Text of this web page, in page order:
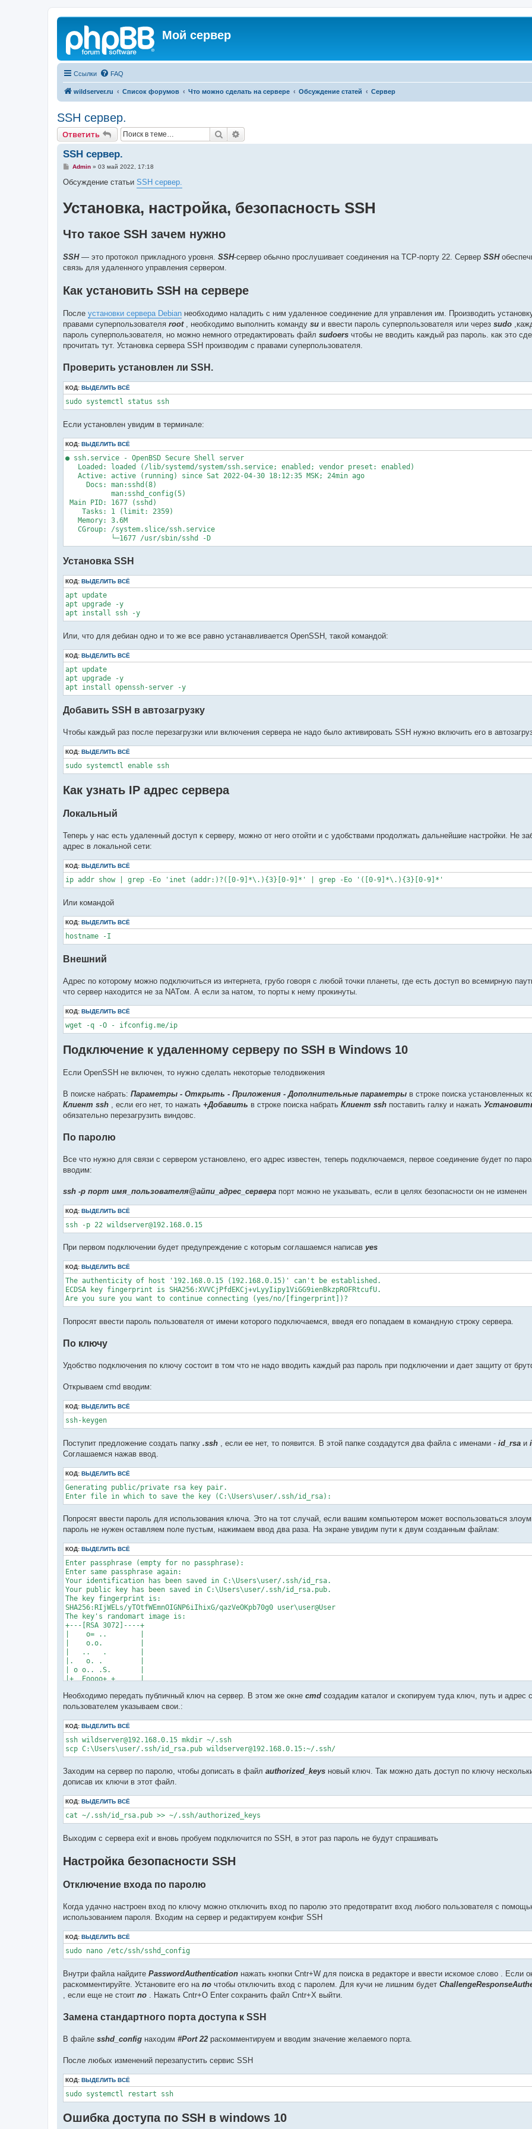
Мой сервер
Ссылки FAQ
wildserver.ru Список форумов Что можно сделать на сервере Обсуждение статей Сервер
SSH сервер.
Ответить Поиск
SSH сервер.
С
о
е
н
Admin» 03 май 2022, 17:18
Обсуждение статьи SSH сервер.
Установка, настройка, безопасность SSH
Что такое SSH зачем нужно
SSH— это протокол прикладного уровня. SSH-сервер обычно прослушивает соединения на TCP-порту 22. Сервер SSH
связь для удаленного управления сервером.
Как установить SSH на сервере
После установки сервера Debian необходимо наладить с ним удаленное соединение для управления им. Производить
правами суперпользователя root, необходимо выполнить команду su и ввести пароль суперпользователя или через sudo
пароль суперпользователя, но можно немного отредактировать файл sudoers чтобы не вводить каждый раз пароль. как это
прочитать тут. Установка сервера SSH производим с правами суперпользователя.
Проверить установлен ли SSH.
КОД: ВЫДЕЛИТЬ ВСЁ
sudo systemctl status ssh
Если установлен увидим в терминале:
КОД: ВЫДЕЛИТЬ ВСЁ
● ssh.service - OpenBSD Secure Shell server
   Loaded: loaded (/lib/systemd/system/ssh.service; enabled; vendor preset: enabled)
   Active: active (running) since Sat 2022-04-30 18:12:35 MSK; 24min ago
     Docs: man:sshd(8)
           man:sshd_config(5)
Main PID: 1677 (sshd)
    Tasks: 1 (limit: 2359)
   Memory: 3.6M
   CGroup: /system.slice/ssh.service
           └─1677 /usr/sbin/sshd -D
Установка SSH
КОД: ВЫДЕЛИТЬ ВСЁ
apt update
apt upgrade -y
apt install ssh -y
Или, что для дебиан одно и то же все равно устанавливается OpenSSH, такой командой:
КОД: ВЫДЕЛИТЬ ВСЁ
apt update
apt upgrade -y
apt install openssh-server -y
Добавить SSH в автозагрузку
Чтобы каждый раз после перезагрузки или включения сервера не надо было активировать SSH нужно включить его в
КОД: ВЫДЕЛИТЬ ВСЁ
sudo systemctl enable ssh
Как узнать IP адрес сервера
Локальный
Теперь у нас есть удаленный доступ к серверу, можно от него отойти и с удобствами продолжать дальнейшие настройки. Не
адрес в локальной сети:
КОД: ВЫДЕЛИТЬ ВСЁ
ip addr show | grep -Eo 'inet (addr:)?([0-9]*\.){3}[0-9]*' | grep -Eo '([0-9]*\.){3}[0-9]*'
Или командой
КОД: ВЫДЕЛИТЬ ВСЁ
hostname -I
Внешний
Адрес по которому можно подключиться из интернета, грубо говоря с любой точки планеты, где есть доступ во всемирную
что сервер находится не за NATом. А если за натом, то порты к нему прокинуты.
КОД: ВЫДЕЛИТЬ ВСЁ
wget -q -O - ifconfig.me/ip
Подключение к удаленному серверу по SSH в Windows 10
Если OpenSSH не включен, то нужно сделать некоторые телодвижения
В поиске набрать: Параметры - Открыть - Приложения - Дополнительные параметры в строке поиска установленных
Клиент ssh , если его нет, то нажать +Добавить в строке поиска набрать Клиент ssh поставить галку и нажать
обязательно перезагрузить виндовс.
По паролю
Все что нужно для связи с сервером установлено, его адрес известен, теперь подключаемся, первое соединение будет по
вводим:
ssh -p порт имя_пользователя@айпи_адрес_сервера порт можно не указывать, если в целях безопасности он не изменен
КОД: ВЫДЕЛИТЬ ВСЁ
ssh -p 22 wildserver@192.168.0.15
При первом подключении будет предупреждение с которым соглашаемся написав yes
КОД: ВЫДЕЛИТЬ ВСЁ
The authenticity of host '192.168.0.15 (192.168.0.15)' can't be established.
ECDSA key fingerprint is SHA256:XVVCjPfdEKCj+vLyyIipy1ViGG9ienBkzpROFRtcufU.
Are you sure you want to continue connecting (yes/no/[fingerprint])?
Попросят ввести пароль пользователя от имени которого подключаемся, введя его попадаем в командную строку сервера.
По ключу
Удобство подключения по ключу состоит в том что не надо вводить каждый раз пароль при подключении и дает защиту от
Открываем cmd вводим:
КОД: ВЫДЕЛИТЬ ВСЁ
ssh-keygen
Поступит предложение создать папку .ssh , если ее нет, то появится. В этой папке создадутся два файла с именами - id_rsa и
Соглашаемся нажав ввод.
КОД: ВЫДЕЛИТЬ ВСЁ
Generating public/private rsa key pair.
Enter file in which to save the key (C:\Users\user/.ssh/id_rsa):
Попросят ввести пароль для использования ключа. Это на тот случай, если вашим компьютером может воспользоваться
пароль не нужен оставляем поле пустым, нажимаем ввод два раза. На экране увидим пути к двум созданным файлам:
КОД: ВЫДЕЛИТЬ ВСЁ
Enter passphrase (empty for no passphrase):
Enter same passphrase again:
Your identification has been saved in C:\Users\user/.ssh/id_rsa.
Your public key has been saved in C:\Users\user/.ssh/id_rsa.pub.
The key fingerprint is:
SHA256:RIjWELs/yTOtfWEmnOIGNP6iIhixG/qazVeOKpb70g0 user\user@User
The key's randomart image is:
+---[RSA 3072]----+
|    o= ..        |
|    o.o.         |
|   ..   .        |
|.   o. .         |
| o o.. .S.       |
|+  Eoooo+ +      |
|BB .+.=*  .      |
|=*X= o. ..       |
Необходимо передать публичный ключ на сервер. В этом же окне cmd создадим каталог и скопируем туда ключ, путь и адрес
пользователем указываем свои.:
КОД: ВЫДЕЛИТЬ ВСЁ
ssh wildserver@192.168.0.15 mkdir ~/.ssh
scp C:\Users\user/.ssh/id_rsa.pub wildserver@192.168.0.15:~/.ssh/
Заходим на сервер по паролю, чтобы дописать в файл authorized_keys новый ключ. Так можно дать доступ по ключу
дописав их ключи в этот файл.
КОД: ВЫДЕЛИТЬ ВСЁ
cat ~/.ssh/id_rsa.pub >> ~/.ssh/authorized_keys
Выходим с сервера exit и вновь пробуем подключится по SSH, в этот раз пароль не будут спрашивать
Настройка безопасности SSH
Отключение входа по паролю
Когда удачно настроен вход по ключу можно отключить вход по паролю это предотвратит вход любого пользователя с
использованием пароля. Входим на сервер и редактируем конфиг SSH
КОД: ВЫДЕЛИТЬ ВСЁ
sudo nano /etc/ssh/sshd_config
Внутри файла найдите PasswordAuthentication нажать кнопки Cntr+W для поиска в редакторе и ввести искомое слово . Если
раскомментируйте. Установите его на no чтобы отключить вход с паролем. Для кучи не лишним будет
, если еще не стоит no . Нажать Cntr+O Enter сохранить файл Cntr+X выйти.
Замена стандартного порта доступа к SSH
В файле sshd_config находим #Port 22 раскомментируем и вводим значение желаемого порта.
После любых изменений перезапустить сервис SSH
КОД: ВЫДЕЛИТЬ ВСЁ
sudo systemctl restart ssh
Ошибка доступа по SSH в windows 10